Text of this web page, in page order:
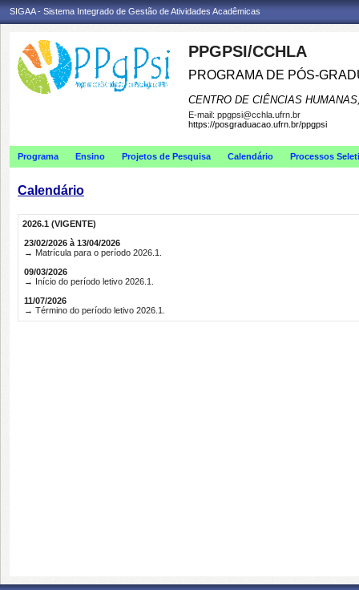
SIGAA - Sistema Integrado de Gestão de Atividades Acadêmicas
PPGPSI/CCHLA
PROGRAMA DE PÓS-
CENTRO DE CIÊNCIAS
E-mail: ppgpsi@cchla.ufrn.br
https://posgraduacao.ufrn.br/ppgpsi
Programa Ensino Projetos de Pesquisa Calendário Processos
Calendário
2026.1 (VIGENTE)
23/02/2026 à 13/04/2026
→ Matrícula para o período 2026.1.
09/03/2026
→ Início do período letivo 2026.1.
11/07/2026
→ Término do período letivo 2026.1.